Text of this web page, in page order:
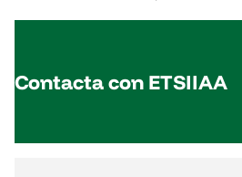
Contacta con ETSIIAA